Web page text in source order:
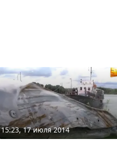
15:23, 17 июля 2014